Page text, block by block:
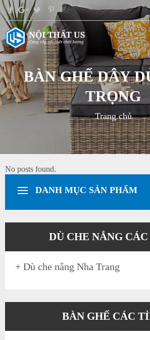
BÀN GHẾ DÂY
TRỌNG
Trang chủ
No posts found.
DANH MỤC SẢN PHẨM
DÙ CHE NẮNG
+ Dù che nắng Nha Trang
BÀN GHẾ CÁC